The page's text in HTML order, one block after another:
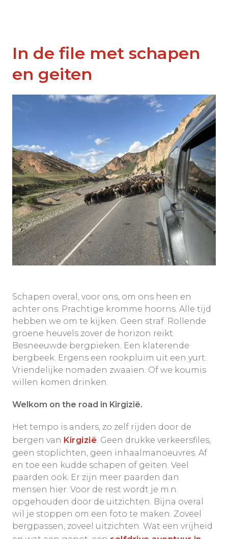
In de file met schapen
en geiten
Schapen overal, voor ons, om ons heen en
achter ons. Prachtige kromme hoorns. Alle tijd
hebben we om te kijken. Geen straf. Rollende
groene heuvels zover de horizon reikt.
Besneeuwde bergpieken. Een klaterende
bergbeek. Ergens een rookpluim uit een yurt.
Vriendelijke nomaden zwaaien. Of we koumis
willen komen drinken.
Welkom on the road in Kirgizië.
Het tempo is anders, zo zelf rijden door de
bergen van Kirgizië . Geen drukke verkeersfiles,
geen stoplichten, geen inhaalmanoeuvres. Af
en toe een kudde schapen of geiten. Veel
paarden ook. Er zijn meer paarden dan
mensen hier. Voor de rest wordt je m.n.
opgehouden door de uitzichten. Bijna overal
wil je stoppen om een foto te maken. Zoveel
bergpassen, zoveel uitzichten. Wat een vrijheid